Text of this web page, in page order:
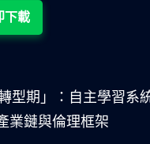
下載
型期」：自主學習系
業鏈與倫理框架